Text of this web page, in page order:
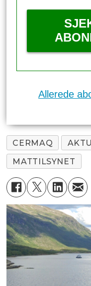
Allerede
CERMAQ
MATTILSYNET